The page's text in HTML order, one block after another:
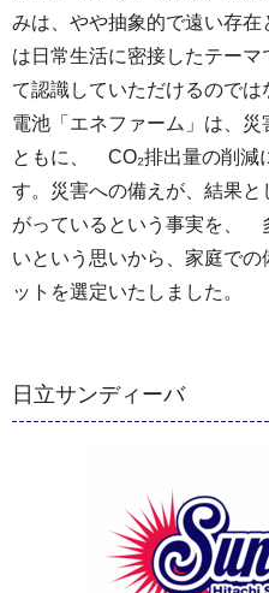
みは、やや抽象的で遠い存
は日常生活に密接したテー
て認識していただけるので
電池「エネファーム」は、
ともに、 CO₂排出量の削減
す。災害への備えが、結果
がっているという事実を、
いという思いから、家庭で
ットを選定いたしました。
日立サンディーバ